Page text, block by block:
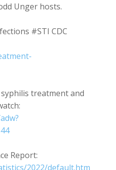
Unger hosts.
#STI CDC
treatment and
Report:
2022/default.htm